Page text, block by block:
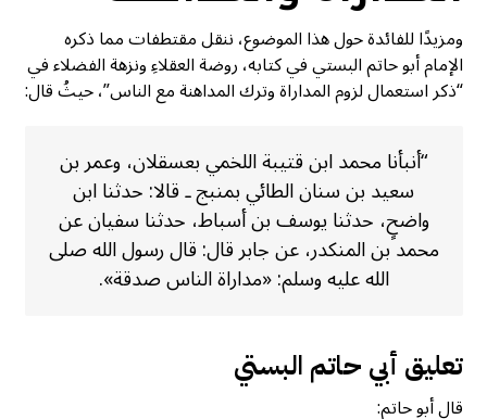
ومزيدًا للفائدة حول هذا الموضوع، ننقل مقتطفات مما ذكره
الإمام أبو حاتم البستي في كتابه، روضة العقلاءِ ونزهة الفضلاء في
“ذكر استعمال لزوم المداراة وترك المداهنة مع الناس”، حيثُ قال:
“أنبأنا محمد ابن قتيبة اللخمي بعسقلان، وعمر بن
سعيد بن سنان الطائي بمنبج ـ قالا: حدثنا ابن
واضحٍ، حدثنا يوسف بن أسباط، حدثنا سفيان عن
محمد بن المنكدر، عن جابر قال: قال رسول الله صلى
الله عليه وسلم: «مداراة الناس صدقة».
تعليق أبي حاتم البستي
قال أبو حاتم: